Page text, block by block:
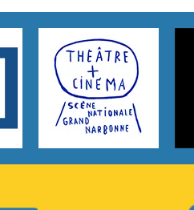
Heaven On Your
Kygo
Heart On Fire
Lovecats
Hate that i made
Ariana Grande –